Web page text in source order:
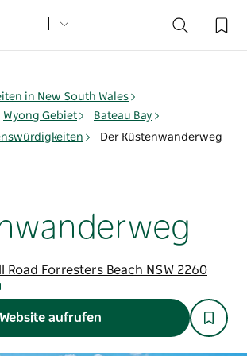
in New South Wales
Wyong Gebiet
Bateau Bay
Der Küstenwanderweg
Road Forresters Beach NSW 2260
Website aufrufen